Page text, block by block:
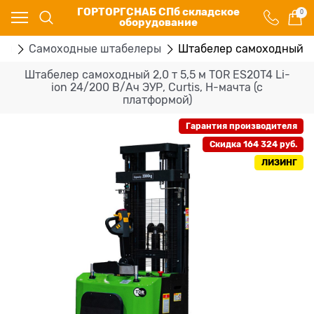
ГОРТОРГСНАБ СПб складское
оборудование
0
Самоходные штабелеры Штабелер самоходный
Штабелер самоходный 2,0 т 5,5 м TOR ES20T4 Li-
ion 24/200 В/Ач ЭУР, Curtis, H-мачта (с
платформой)
Гарантия производителя
Скидка 164 324 руб.
ЛИЗИНГ